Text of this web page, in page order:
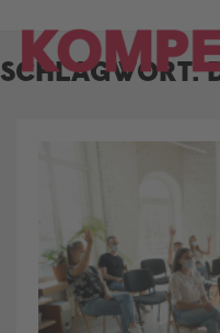
content
SCHLAGWORT: